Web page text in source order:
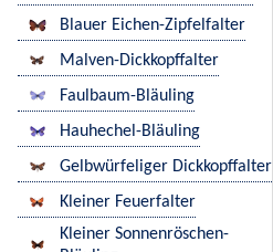
Blauer Eichen-Zipfelfalter
Malven-Dickkopffalter
Faulbaum-Bläuling
Hauhechel-Bläuling
Gelbwürfeliger Dickkopffalter
Kleiner Feuerfalter
Kleiner Sonnenröschen-